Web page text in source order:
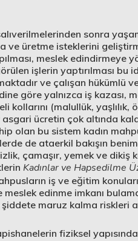
sonra
ve üretme isteklerini
meslek edindirmeye
işlerin yaptırılması bu
ve çalışan hükümlü
göre yalnızca iş kazası,
kollarını (malullük, yaşlılık,
ücretin çok altında
olan bu sistem kadın
de ataerkil bakışın
çamaşır, yemek ve dikiş
Kadınlar ve Hapsedilme
iş ve eğitim
meslek edinme imkanı
maruz kalma riskleri
fiziksel